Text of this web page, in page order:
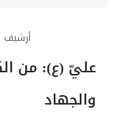
أرشيف
عليّ (ع): من
والجهاد